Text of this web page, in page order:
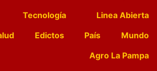
Tecnología
Linea Abierta
Edictos País
Mundo
Agro La Pampa